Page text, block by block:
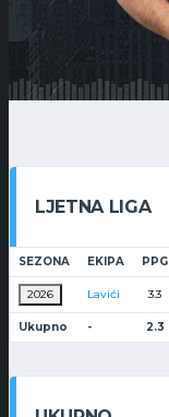
LJETNA LIGA
SEZONA EKIPA PPG
2026 Lavići 3.3
Ukupno - 2.3